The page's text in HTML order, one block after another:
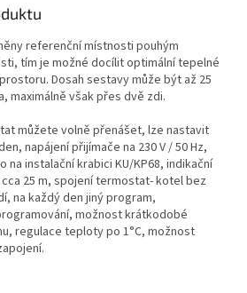
referenční místnosti pouhým
tím je možné docílit optimální tepelné
Dosah sestavy může být až 25
maximálně však přes dvě zdi.
můžete volně přenášet, lze nastavit
napájení přijímače na 230 V / 50 Hz,
na instalační krabici KU/KP68, indikační
cca 25 m, spojení termostat- kotel bez
na každý den jiný program,
možnost krátkodobé
regulace teploty po 1°C, možnost